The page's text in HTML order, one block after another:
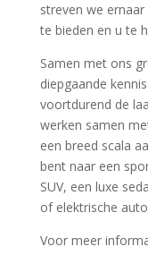
streven we
te bieden en u te
Samen met ons
diepgaande
voortdurend de
werken samen
een breed scala
bent naar een
SUV, een luxe
of elektrische
Voor meer